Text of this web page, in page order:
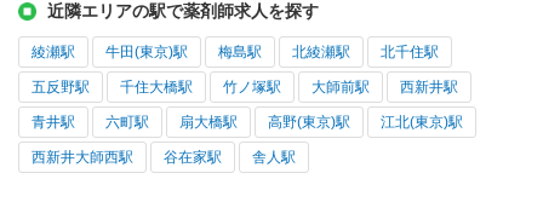
近隣エリアの駅で薬剤師求人を探す
綾瀬駅 牛田(東京)駅 梅島駅 北綾瀬駅 北千住駅
五反野駅 千住大橋駅 竹ノ塚駅 大師前駅 西新井駅
青井駅 六町駅 扇大橋駅 高野(東京)駅 江北(東京)駅
西新井大師西駅 谷在家駅 舎人駅